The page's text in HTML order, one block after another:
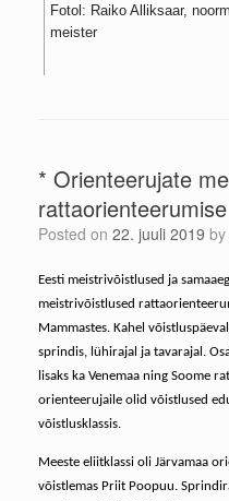
Fotol: Raiko Alliksaar,
meister
* Orienteerujate
Posted on 22. juuli 2019 by
Eesti meistrivõistlused ja
meistrivõistlused
Mammastes. Kahel
sprindis, lühirajal ja tavarajal.
lisaks ka Venemaa ning Soome
orienteerujaile olid võistlused
võistlusklassis.
Meeste eliitklassi oli Järvamaa
võistlemas Priit Poopuu.